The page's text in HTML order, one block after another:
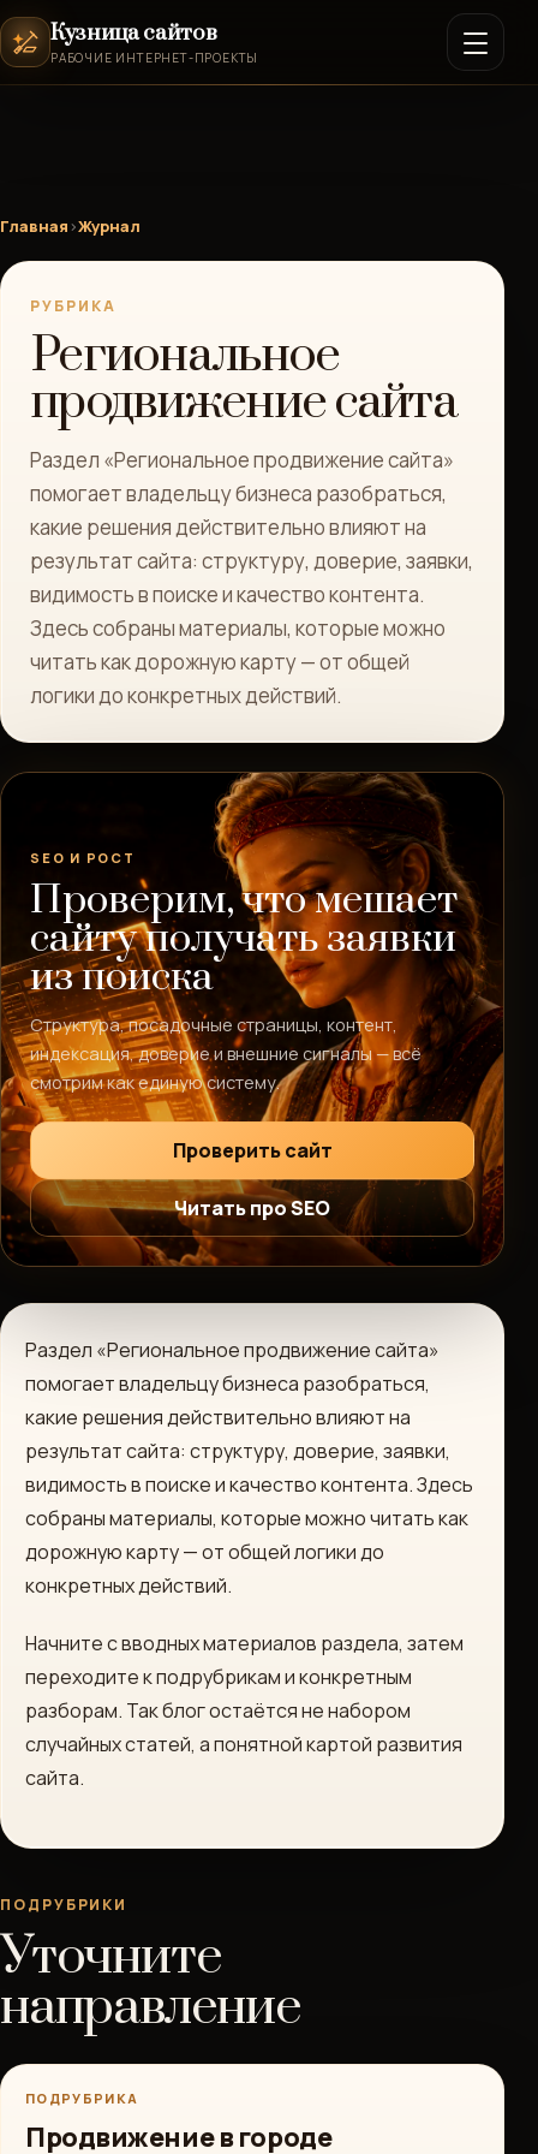
Кузница сайтов
РАБОЧИЕ ИНТЕРНЕТ-ПРОЕКТЫ
Главная›Журнал
РУБРИКА
Региональное
продвижение сайта
Раздел «Региональное продвижение сайта»
помогает владельцу бизнеса разобраться,
какие решения действительно влияют на
результат сайта: структуру, доверие, заявки,
видимость в поиске и качество контента.
Здесь собраны материалы, которые можно
читать как дорожную карту — от общей
логики до конкретных действий.
SEO И РОСТ
Проверим, что мешает
сайту получать заявки
из поиска
Структура, посадочные страницы, контент,
индексация, доверие и внешние сигналы — всё
смотрим как единую систему.
Проверить сайт
Читать про SEO
Раздел «Региональное продвижение сайта»
помогает владельцу бизнеса разобраться,
какие решения действительно влияют на
результат сайта: структуру, доверие, заявки,
видимость в поиске и качество контента. Здесь
собраны материалы, которые можно читать как
дорожную карту — от общей логики до
конкретных действий.
Начните с вводных материалов раздела, затем
переходите к подрубрикам и конкретным
разборам. Так блог остаётся не набором
случайных статей, а понятной картой развития
сайта.
ПОДРУБРИКИ
Уточните
направление
ПОДРУБРИКА
Продвижение в городе